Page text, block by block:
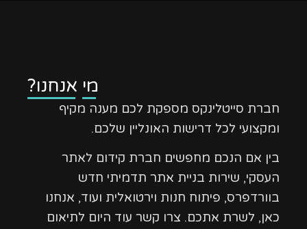
מי אנחנו?
חברת סייטלינקס מספקת לכם מענה מקיף
ומקצועי לכל דרישות האונליין שלכם.
בין אם הנכם מחפשים חברת קידום לאתר
העסקי, שירות בניית אתר תדמיתי חדש
בוורדפרס, פיתוח חנות וירטואלית ועוד, אנחנו
כאן, לשרת אתכם. צרו קשר עוד היום לתיאום